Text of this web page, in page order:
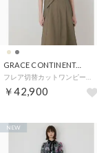
GRACE CONTINENTAL
￥42,900
NEW